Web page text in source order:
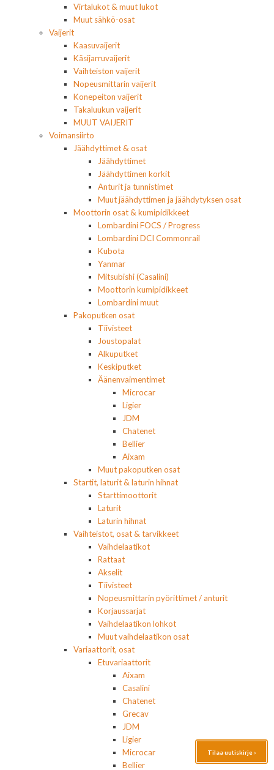
Virtalukot & muut lukot
Muut sähkö-osat
Vaijerit
Kaasuvaijerit
Käsijarruvaijerit
Vaihteiston vaijerit
Nopeusmittarin vaijerit
Konepeiton vaijerit
Takaluukun vaijerit
MUUT VAIJERIT
Voimansiirto
Jäähdyttimet & osat
Jäähdyttimet
Jäähdyttimen korkit
Anturit ja tunnistimet
Muut jäähdyttimen ja jäähdytyksen osat
Moottorin osat & kumipidikkeet
Lombardini FOCS / Progress
Lombardini DCI Commonrail
Kubota
Yanmar
Mitsubishi (Casalini)
Moottorin kumipidikkeet
Lombardini muut
Pakoputken osat
Tiivisteet
Joustopalat
Alkuputket
Keskiputket
Äänenvaimentimet
Microcar
Ligier
JDM
Chatenet
Bellier
Aixam
Muut pakoputken osat
Startit, laturit & laturin hihnat
Starttimoottorit
Laturit
Laturin hihnat
Vaihteistot, osat & tarvikkeet
Vaihdelaatikot
Rattaat
Akselit
Tiivisteet
Nopeusmittarin pyörittimet / anturit
Korjaussarjat
Vaihdelaatikon lohkot
Muut vaihdelaatikon osat
Variaattorit, osat
Etuvariaattorit
Aixam
Casalini
Chatenet
Grecav
JDM
Ligier
Microcar
Bellier
Tilaa uutiskirje ›